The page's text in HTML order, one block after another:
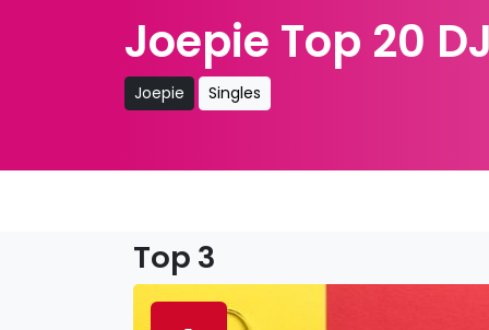
Joepie Top 20
Joepie Singles
Top 3